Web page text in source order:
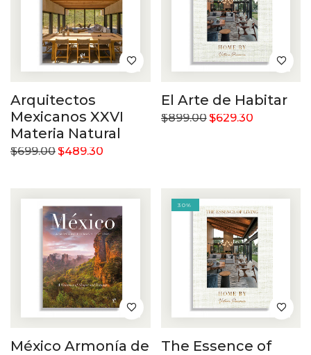
Arquitectos
Mexicanos XXVI
Materia Natural
$699.00$489.30
El Arte de Habitar
$899.00$629.30
México Armonía de
30%
The Essence of